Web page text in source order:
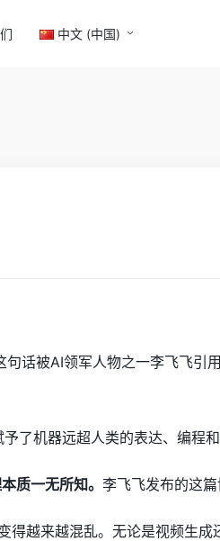
中文 (中国)
话被AI领军人物之一李飞飞引
了机器远超人类的表达、编程和
质一无所知。 李飞飞发布的这篇
得越来越混乱。无论是视频生